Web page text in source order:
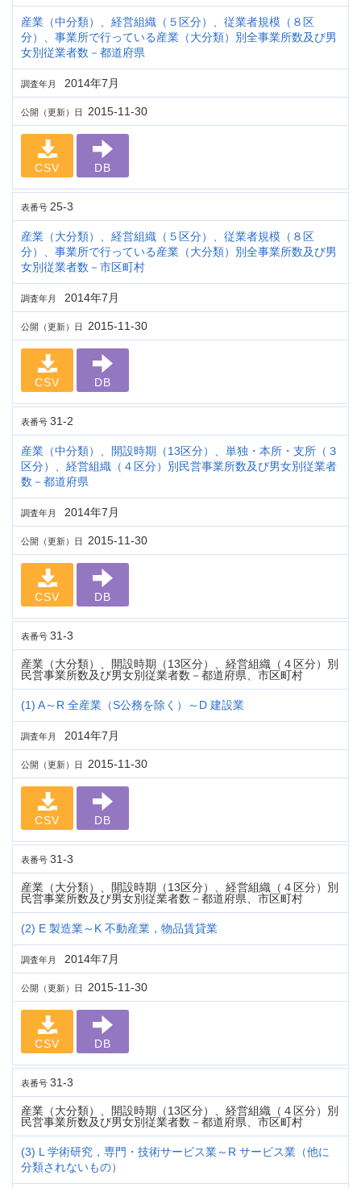
産業（中分類）、経営組織（５区分）、従業者規模（８区
分）、事業所で行っている産業（大分類）別全事業所数及び男
女別従業者数－都道府県
調査年月 2014年7月
公開（更新）日 2015-11-30
CSV DB
表番号 25-3
産業（大分類）、経営組織（５区分）、従業者規模（８区
分）、事業所で行っている産業（大分類）別全事業所数及び男
女別従業者数－市区町村
調査年月 2014年7月
公開（更新）日 2015-11-30
CSV DB
表番号 31-2
産業（中分類）、開設時期（13区分）、単独・本所・支所（３
区分）、経営組織（４区分）別民営事業所数及び男女別従業者
数－都道府県
調査年月 2014年7月
公開（更新）日 2015-11-30
CSV DB
表番号 31-3
産業（大分類）、開設時期（13区分）、経営組織（４区分）別
民営事業所数及び男女別従業者数－都道府県、市区町村
(1) A～R 全産業（S公務を除く）～D 建設業
調査年月 2014年7月
公開（更新）日 2015-11-30
CSV DB
表番号 31-3
産業（大分類）、開設時期（13区分）、経営組織（４区分）別
民営事業所数及び男女別従業者数－都道府県、市区町村
(2) E 製造業～K 不動産業，物品賃貸業
調査年月 2014年7月
公開（更新）日 2015-11-30
CSV DB
表番号 31-3
産業（大分類）、開設時期（13区分）、経営組織（４区分）別
民営事業所数及び男女別従業者数－都道府県、市区町村
(3) L 学術研究，専門・技術サービス業～R サービス業（他に
分類されないもの）